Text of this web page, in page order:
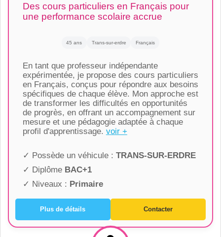
Des cours particuliers en Français pour
une performance scolaire accrue
45 ans Trans-sur-erdre Français
En tant que professeur indépendante
expérimentée, je propose des cours particuliers
en Français, conçus pour répondre aux besoins
spécifiques de chaque élève. Mon approche est
de transformer les difficultés en opportunités
de progrès, en offrant un accompagnement sur
mesure et une pédagogie adaptée à chaque
profil d'apprentissage. voir +
✓ Possède un véhicule : TRANS-SUR-ERDRE
✓ Diplôme BAC+1
✓ Niveaux : Primaire
Plus de détails Contacter